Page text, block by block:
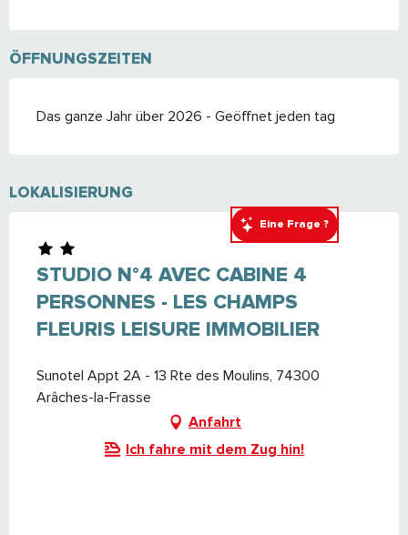
Eine Frage ?
ÖFFNUNGSZEITEN
Das ganze Jahr über 2026 - Geöffnet jeden tag
LOKALISIERUNG
STUDIO N°4 AVEC CABINE 4
PERSONNES - LES CHAMPS
FLEURIS LEISURE IMMOBILIER
Sunotel Appt 2A - 13 Rte des Moulins, 74300
Arâches-la-Frasse
Anfahrt
Ich fahre mit dem Zug hin!